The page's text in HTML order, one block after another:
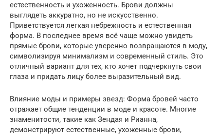
естественность и ухоженность. Брови должны
выглядеть аккуратно, но не искусственно.
Приветствуется легкая небрежность и естественная
форма. В последнее время всё чаще можно увидеть
прямые брови, которые уверенно возвращаются в моду,
символизируя минимализм и современный стиль. Это
отличный вариант для тех, кто хочет подчеркнуть свои
глаза и придать лицу более выразительный вид.
Влияние моды и примеры звезд: Форма бровей часто
отражает общие тенденции в моде и красоте. Многие
знаменитости, такие как Зендая и Рианна,
демонстрируют естественные, ухоженные брови,